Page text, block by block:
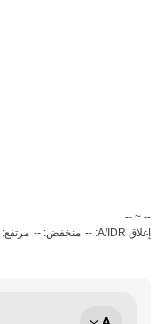
‏-- ~ ‎--‏
إغلاق A/IDR: --
منخفض: --